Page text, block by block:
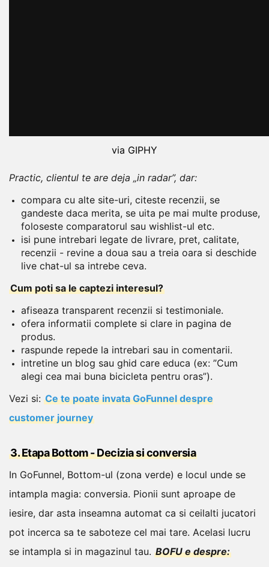
via GIPHY
Practic, clientul te are deja „in radar”, dar:
compara cu alte site-uri, citeste recenzii, se
gandeste daca merita, se uita pe mai multe produse,
foloseste comparatorul sau wishlist-ul etc.
isi pune intrebari legate de livrare, pret, calitate,
recenzii - revine a doua sau a treia oara si deschide
live chat-ul sa intrebe ceva.
Cum poti sa le captezi interesul?
afiseaza transparent recenzii si testimoniale.
ofera informatii complete si clare in pagina de
produs.
raspunde repede la intrebari sau in comentarii.
intretine un blog sau ghid care educa (ex: ”Cum
alegi cea mai buna bicicleta pentru oras”).
Vezi si: Ce te poate invata GoFunnel despre
customer journey
3. Etapa Bottom - Decizia si conversia
In GoFunnel, Bottom-ul (zona verde) e locul unde se
intampla magia: conversia. Pionii sunt aproape de
iesire, dar asta inseamna automat ca si ceilalti jucatori
pot incerca sa te saboteze cel mai tare. Acelasi lucru
se intampla si in magazinul tau. BOFU e despre: